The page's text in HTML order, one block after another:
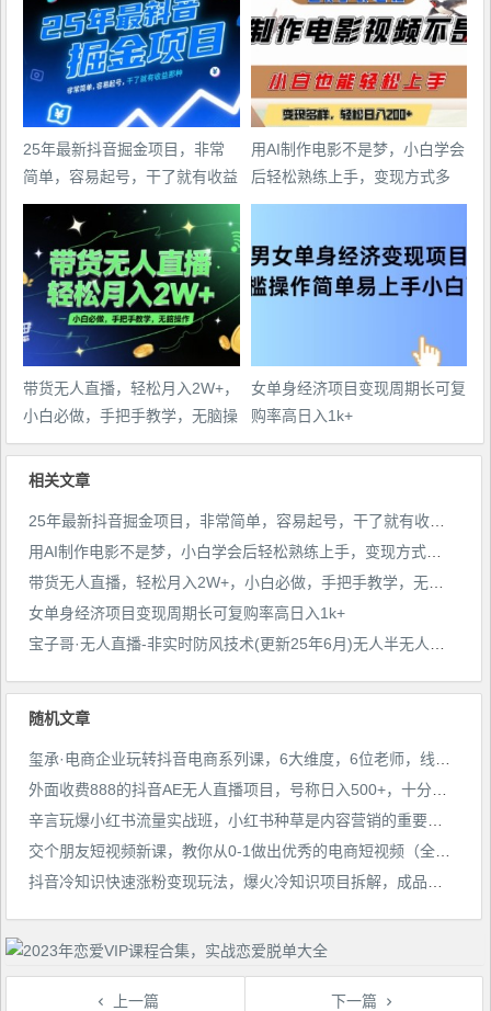
25年最新抖音掘金项目，非常
简单，容易起号，干了就有收益
那种
用AI制作电影不是梦，小白学会
后轻松熟练上手，变现方式多
样，日入2张+
带货无人直播，轻松月入2W+，
小白必做，手把手教学，无脑操
作(附学习资料)
女单身经济项目变现周期长可复
购率高日入1k+
相关文章
女单身经济项目变现周期长可复购率高日入1k+
随机文章
上一篇
下一篇